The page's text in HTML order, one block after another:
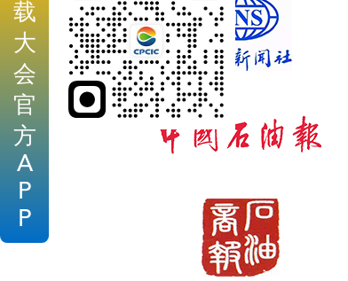
载
大
会
官
方
A
P
P